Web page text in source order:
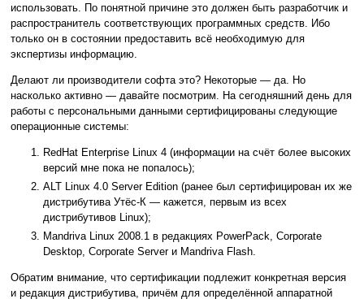
использовать. По понятной причине это должен быть разработчик и
распространитель соответствующих программных средств. Ибо
только он в состоянии предоставить всё необходимую для
экспертизы информацию.
Делают ли производители софта это? Некоторые — да. Но
насколько активно — давайте посмотрим. На сегодняшний день для
работы с персональными данными сертифицированы следующие
операционные системы:
RedHat Enterprise Linux 4 (информации на счёт более высоких
версий мне пока не попалось);
ALT Linux 4.0 Server Edition (ранее был сертифицирован их же
дистрибутива Утёс-К — кажется, первым из всех
дистрибутивов Linux);
Mandriva Linux 2008.1 в редакциях PowerPack, Corporate
Desktop, Corporate Server и Mandriva Flash.
Обратим внимание, что сертификации подлежит конкретная версия
и редакция дистрибутива, причём для определённой аппаратной